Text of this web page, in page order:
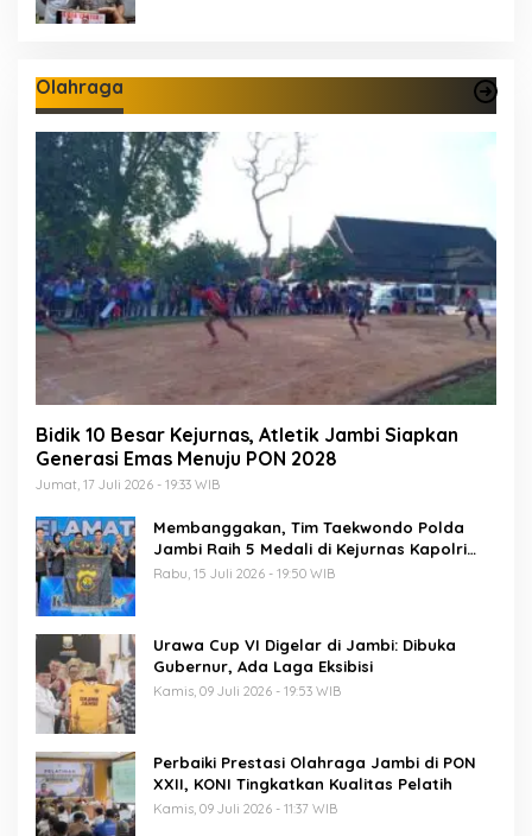
Olahraga
Bidik 10 Besar Kejurnas, Atletik Jambi Siapkan
Generasi Emas Menuju PON 2028
Jumat, 17 Juli 2026 - 19:33 WIB
Membanggakan, Tim Taekwondo Polda
Jambi Raih 5 Medali di Kejurnas Kapolri
Cup 7
Rabu, 15 Juli 2026 - 19:50 WIB
Urawa Cup VI Digelar di Jambi: Dibuka
Gubernur, Ada Laga Eksibisi
Kamis, 09 Juli 2026 - 19:53 WIB
Perbaiki Prestasi Olahraga Jambi di PON
XXII, KONI Tingkatkan Kualitas Pelatih
Kamis, 09 Juli 2026 - 11:37 WIB